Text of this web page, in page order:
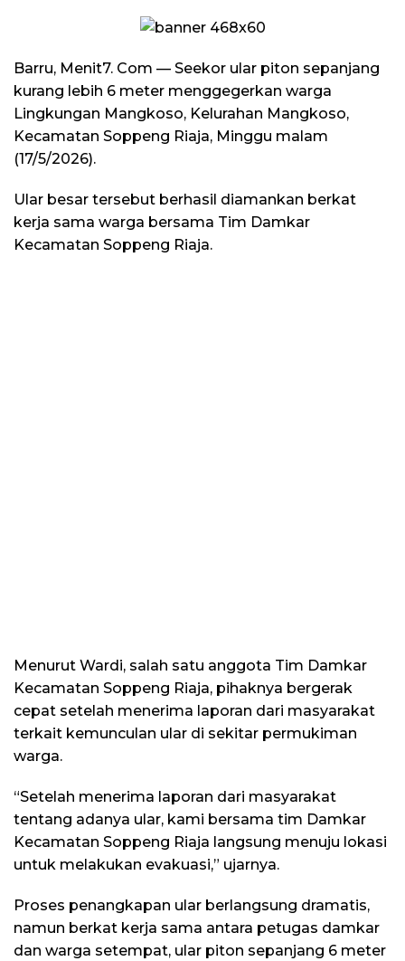
Barru, Menit7. Com — Seekor ular piton sepanjang
kurang lebih 6 meter menggegerkan warga
Lingkungan Mangkoso, Kelurahan Mangkoso,
Kecamatan Soppeng Riaja, Minggu malam
(17/5/2026).
Ular besar tersebut berhasil diamankan berkat
kerja sama warga bersama Tim Damkar
Kecamatan Soppeng Riaja.
Menurut Wardi, salah satu anggota Tim Damkar
Kecamatan Soppeng Riaja, pihaknya bergerak
cepat setelah menerima laporan dari masyarakat
terkait kemunculan ular di sekitar permukiman
warga.
“Setelah menerima laporan dari masyarakat
tentang adanya ular, kami bersama tim Damkar
Kecamatan Soppeng Riaja langsung menuju lokasi
untuk melakukan evakuasi,” ujarnya.
Proses penangkapan ular berlangsung dramatis,
namun berkat kerja sama antara petugas damkar
dan warga setempat, ular piton sepanjang 6 meter